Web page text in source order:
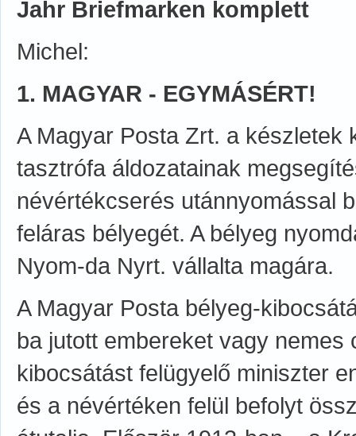
Jahr Briefmarken komplett
Michel:
1. MAGYAR - EGYMÁSÉRT!
A Magyar Posta Zrt. a készletek
tasztrófa áldozatainak
névértékcserés utánnyomással
feláras bélyegét. A bélyeg
Nyom-da Nyrt. vállalta magára.
A Magyar Posta bélyeg-
ba jutott embereket vagy
kibocsátást felügyelő miniszter
és a névértéken felül befolyt